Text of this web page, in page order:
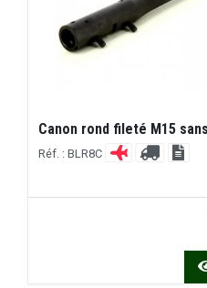
Canon rond fileté M15
Réf. : BLR8C